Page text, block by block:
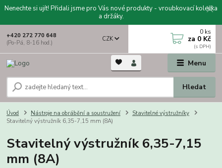
Nenechte si ujít! Přidali jsme pro Vás nové produkty - vroubkovací kolečka
a držáky.
Menu
CZK
Hledat
+420 272 770 648
(Po-Pá, 8-16 hod.)
0 ks
za 0 Kč
Úvod Nástroje na obrábění a soustružení
Stavitelné výstružníky
Stavitelný výstružník 6,35-7,15 mm (8A)
Stavitelný výstružník 6,35-7,15
mm (8A)